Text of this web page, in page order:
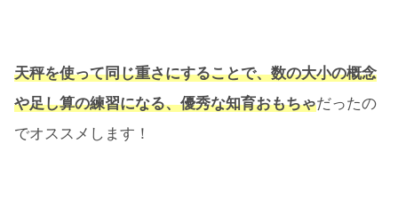
天秤を使って同じ重さにすることで、数の大小の概念
や足し算の練習になる、優秀な知育おもちゃだったの
でオススメします！